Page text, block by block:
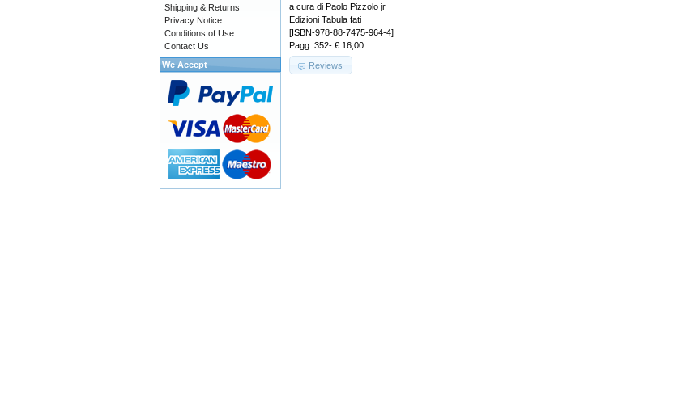
a cura di Paolo Pizzolo jr
Edizioni Tabula fati
[ISBN-978-88-7475-964-4]
Pagg. 352- € 16,00
Reviews
Shipping & Returns
Privacy Notice
Conditions of Use
Contact Us
We Accept